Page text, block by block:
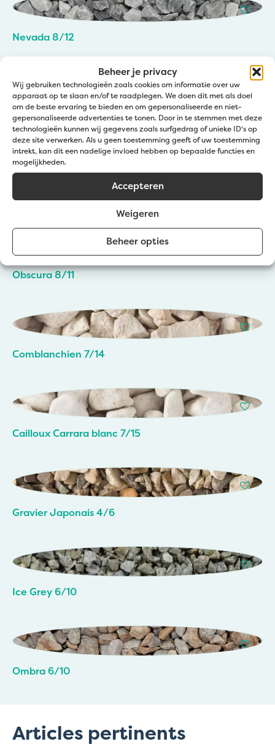
Beheer je privacy
Wij gebruiken technologieën zoals cookies om informatie over uw
apparaat op te slaan en/of te raadplegen. We doen dit met als doel
om de beste ervaring te bieden en om gepersonaliseerde en niet-
gepersonaliseerde advertenties te tonen. Door in te stemmen met deze
technologieën kunnen wij gegevens zoals surfgedrag of unieke ID's op
deze site verwerken. Als u geen toestemming geeft of uw toestemming
intrekt, kan dit een nadelige invloed hebben op bepaalde functies en
mogelijkheden.
Accepteren
Weigeren
Beheer opties
Nevada 8/12
Gravier Crystal White 8/12
Heritage 6/10
Obscura 8/11
Comblanchien 7/14
Cailloux Carrara blanc 7/15
Gravier Japonais 4/6
Ice Grey 6/10
Ombra 6/10
Articles pertinents